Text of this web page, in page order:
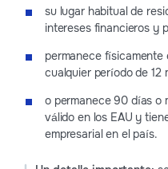
su lugar habitual de
intereses financieros y
permanece físicamente
cualquier período de 12
o permanece 90 días o
válido en los EAU y
empresarial en el país.